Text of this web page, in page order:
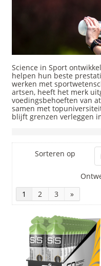
Science in Sport
helpen hun beste
werken met
artsen, heeft het merk
voedingsbehoeften van
samen met
blijft grenzen verleggen
Sorteren op
1
2 3 »